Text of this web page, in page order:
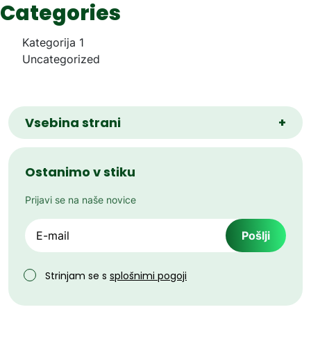
Categories
Kategorija 1
Uncategorized
Vsebina strani +
Ostanimo v stiku
Prijavi se na naše novice
Email
Strinjam se s splošnimi pogoji